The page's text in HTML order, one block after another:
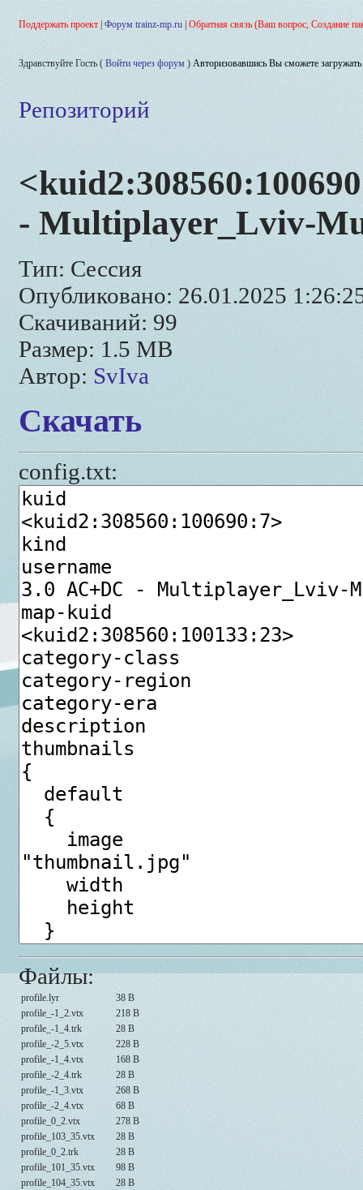
Поддержать проект Форум trainz-mp.ru Обратная связь (Ваш вопрос, Создание
Здравствуйте Гость ( Войти через форум ) Авторизовавшись Вы сможете
Репозиторий
- Multiplayer_Lviv-
Тип: Сессия
Опубликовано: 26.01.2025
Скачиваний: 99
Размер: 1.5 MB
Автор: SvIva
Скачать
config.txt:
Файлы:
profile.lyr
38 B
profile_-1_2.vtx
218 B
profile_-1_4.trk
28 B
profile_-2_5.vtx
228 B
profile_-1_4.vtx
168 B
profile_-2_4.trk
28 B
profile_-1_3.vtx
268 B
profile_-2_4.vtx
68 B
profile_0_2.vtx
278 B
profile_103_35.vtx
28 B
profile_0_2.trk
28 B
profile_101_35.vtx
98 B
profile_104_35.vtx
28 B